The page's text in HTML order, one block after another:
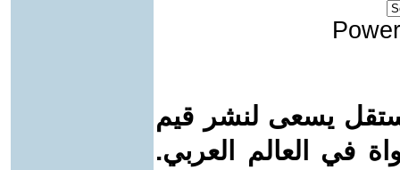
يسعى لنشر قيم
في العالم العربي.